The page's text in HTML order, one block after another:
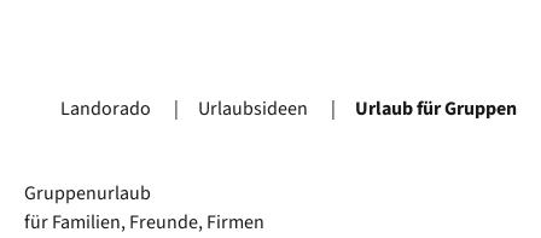
Urlaub für Gruppen
Gruppenurlaub
für Familien, Freunde, Firmen